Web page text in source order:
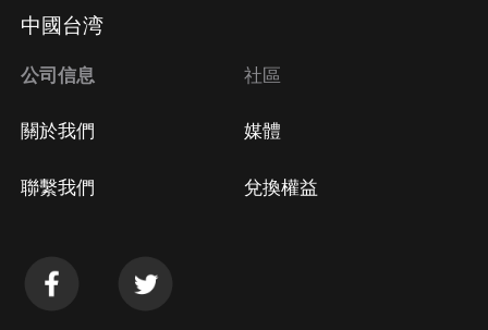
中國台湾
公司信息
關於我們
聯繫我們
社區
媒體
兌換權益